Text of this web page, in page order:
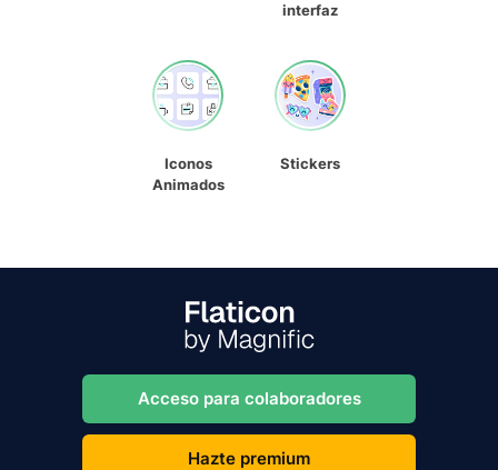
interfaz
Iconos
Animados
Stickers
Acceso para colaboradores
Hazte premium